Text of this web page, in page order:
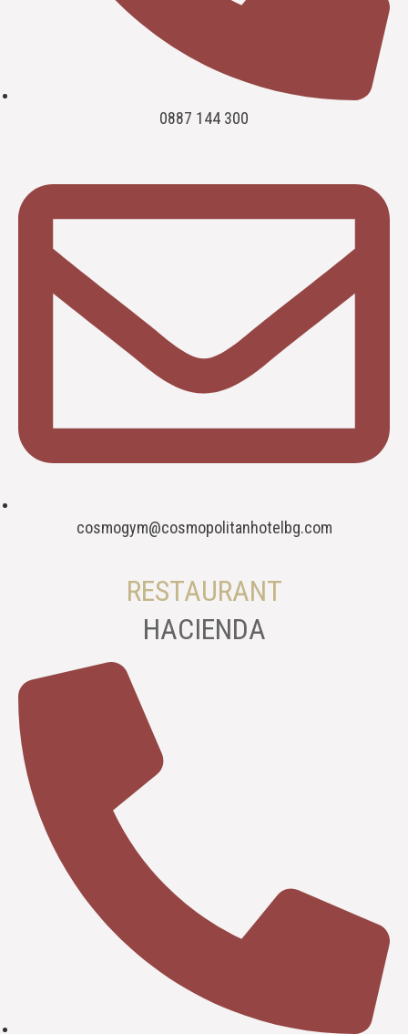
0887 144 300
cosmogym@cosmopolitanhotelbg.com
RESTAURANT
HACIENDA